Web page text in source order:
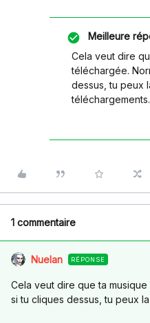
Meilleure
Cela veut dire
téléchargée.
dessus, tu peux
téléchargements.
1 commentaire
Nuelan RÉPONSE
Cela veut dire que ta
si tu cliques dessus, tu peux